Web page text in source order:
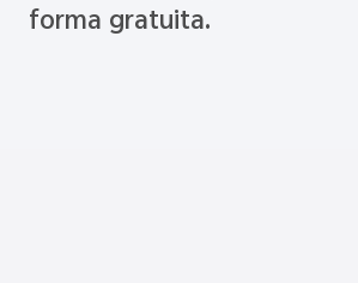
forma gratuita.